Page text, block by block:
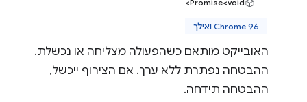
Promise<void>
Chrome 96 ואילך
האובייקט מותאם כשהפעולה מצליחה או נכשלת.
ההבטחה נפתרת ללא ערך. אם הצירוף ייכשל,
ההבטחה תידחה.